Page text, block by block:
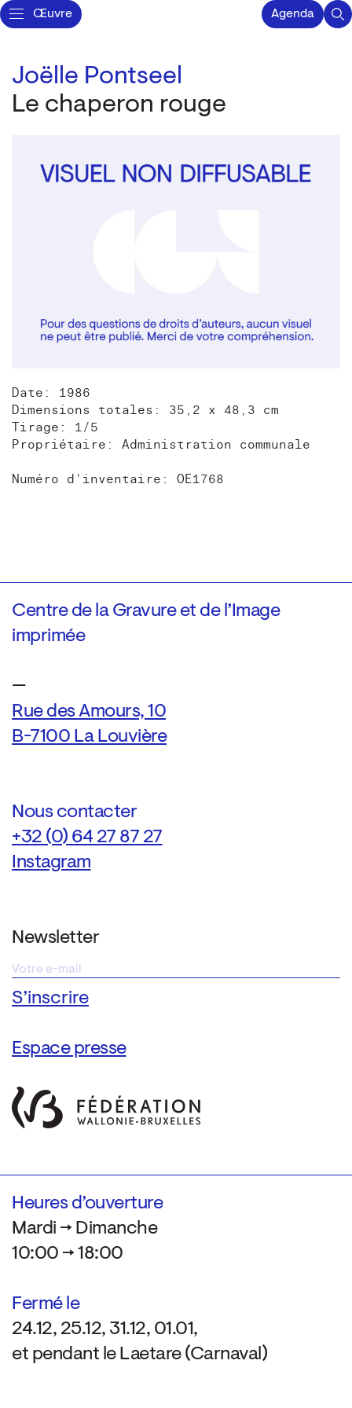
Œuvre Agenda
Joëlle Pontseel
Le chaperon rouge
Date: 1986
Dimensions totales: 35,2 x 48,3 cm
Tirage: 1/5
Propriétaire: Administration communale
Numéro d'inventaire: OE1768
Centre de la Gravure et de l’Image
imprimée
—
Rue des Amours, 10
B-7100 La Louvière
Nous contacter
+32 (0) 64 27 87 27
Instagram
Newsletter
Espace presse
Heures d’ouverture
Mardi → Dimanche
10:00 → 18:00
Fermé le
24.12, 25.12, 31.12, 01.01,
et pendant le Laetare (Carnaval)